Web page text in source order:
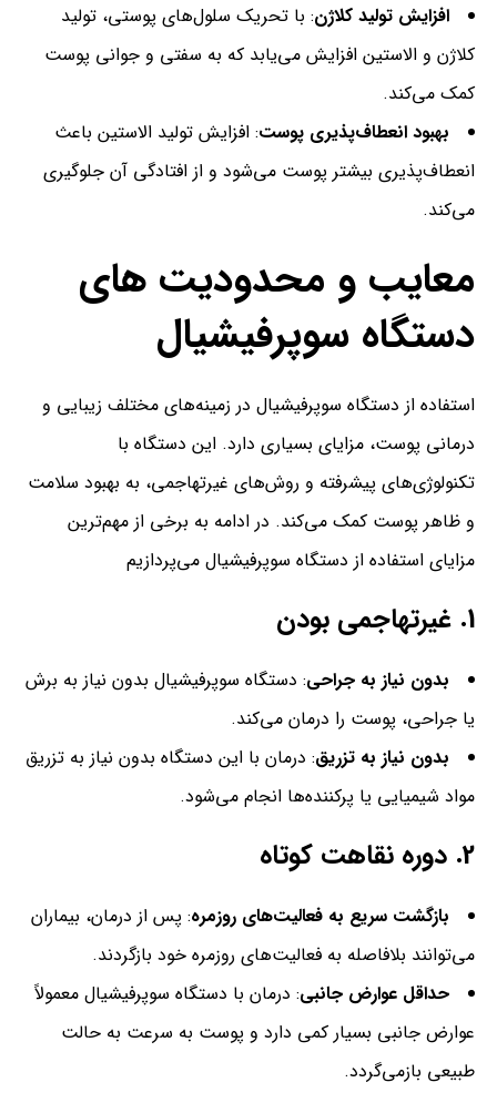
افزایش تولید کلاژن: با تحریک سلول‌های پوستی، تولید
کلاژن و الاستین افزایش می‌یابد که به سفتی و جوانی پوست
کمک می‌کند.
بهبود انعطاف‌پذیری پوست: افزایش تولید الاستین باعث
انعطاف‌پذیری بیشتر پوست می‌شود و از افتادگی آن جلوگیری
می‌کند.
معایب و محدودیت های
دستگاه سوپرفیشیال
استفاده از دستگاه سوپرفیشیال در زمینه‌های مختلف زیبایی و
درمانی پوست، مزایای بسیاری دارد. این دستگاه با
تکنولوژی‌های پیشرفته و روش‌های غیرتهاجمی، به بهبود سلامت
و ظاهر پوست کمک می‌کند. در ادامه به برخی از مهم‌ترین
مزایای استفاده از دستگاه سوپرفیشیال می‌پردازیم
1. غیرتهاجمی بودن
بدون نیاز به جراحی: دستگاه سوپرفیشیال بدون نیاز به برش
یا جراحی، پوست را درمان می‌کند.
بدون نیاز به تزریق: درمان با این دستگاه بدون نیاز به تزریق
مواد شیمیایی یا پرکننده‌ها انجام می‌شود.
2. دوره نقاهت کوتاه
بازگشت سریع به فعالیت‌های روزمره: پس از درمان، بیماران
می‌توانند بلافاصله به فعالیت‌های روزمره خود بازگردند.
حداقل عوارض جانبی: درمان با دستگاه سوپرفیشیال معمولاً
عوارض جانبی بسیار کمی دارد و پوست به سرعت به حالت
طبیعی بازمی‌گردد.